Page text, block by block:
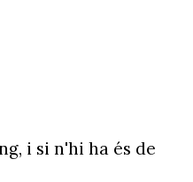
i si n'hi ha és de